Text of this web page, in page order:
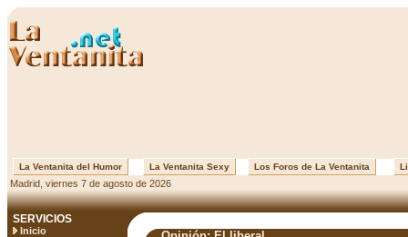
La Ventanita del Humor La Ventanita Sexy Los Foros de La Ventanita
Madrid, viernes 7 de agosto de 2026
SERVICIOS
Inicio